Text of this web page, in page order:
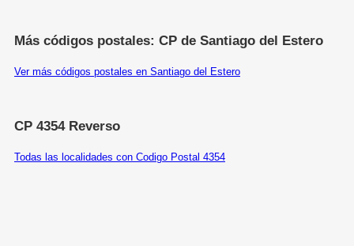
Más códigos postales: CP de Santiago del Estero
Ver más códigos postales en Santiago del Estero
CP 4354 Reverso
Todas las localidades con Codigo Postal 4354